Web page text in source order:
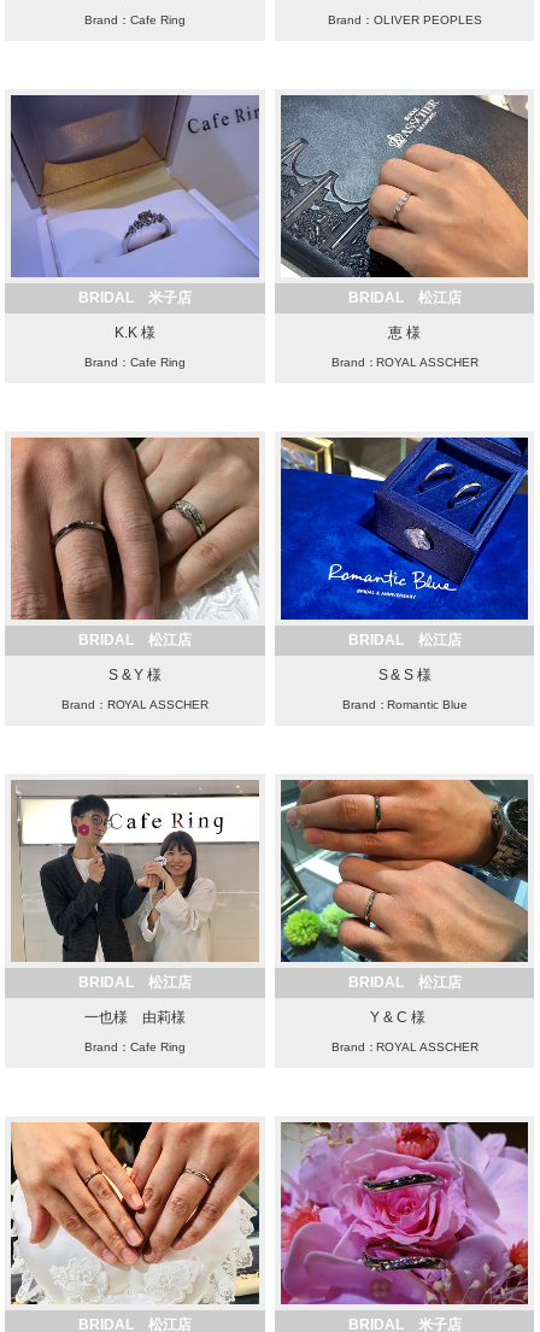
Brand：Cafe Ring Brand：OLIVER PEOPLES
BRIDAL 米子店
K.K 様
Brand：Cafe Ring
BRIDAL 松江店
恵 様
Brand：ROYAL ASSCHER
BRIDAL 松江店
S & Y 様
Brand：ROYAL ASSCHER
BRIDAL 松江店
S & S 様
Brand：Romantic Blue
BRIDAL 松江店
一也様 由莉様
Brand：Cafe Ring
BRIDAL 松江店
Y & C 様
Brand：ROYAL ASSCHER
BRIDAL 松江店 BRIDAL 米子店